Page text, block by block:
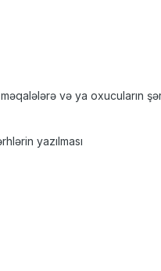
və ya oxucuların
yazılması